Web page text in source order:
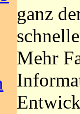
ganz
Mehr